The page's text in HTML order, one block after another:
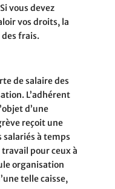
vous devez
vos droits, la
des frais.
de salaire des
L’adhérent
d’une
reçoit une
à temps
pour ceux à
organisation
telle caisse,